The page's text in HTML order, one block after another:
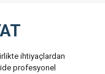
ihtiyaçlardan
profesyonel